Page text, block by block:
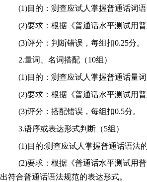
(1)目的：测查应试人掌握普通话词语
(2)要求：根据《普通话水平测试用
(3)评分：判断错误，每组扣0.25分。
2.量词、名词搭配（10组）
(1)目的：测查应试人掌握普通话量
(2)要求：根据《普通话水平测试用
(3)评分：搭配错误，每组扣0.5分。
3.语序或表达形式判断（5组）
(1)目的:测查应试人掌握普通话语法
(2)要求：根据《普通话水平测试用
出符合普通话语法规范的表达形式。